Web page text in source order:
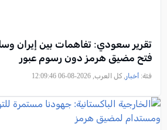
تقرير سعودي: تفاهمات بين إيران
فتح مضيق هرمز دون رسوم عبور
فئة: أخبار , كل العرب, 2026-08-06 12:09:46